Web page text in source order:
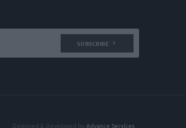
SUBSCRIBE
Designed & Developed by Advance Services